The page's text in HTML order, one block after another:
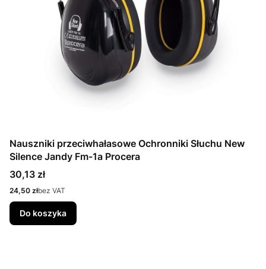
Nauszniki przeciwhałasowe Ochronniki Słuchu New
Silence Jandy Fm-1a Procera
Cena
30,13 zł
Cena
24,50 złbez VAT
Do koszyka